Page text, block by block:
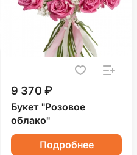
9 370 ₽
Букет "Розовое
облако"
Подробнее